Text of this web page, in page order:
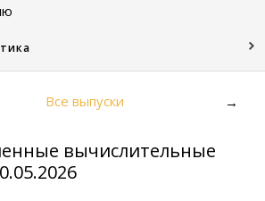
Все выпуски →
вычислительные